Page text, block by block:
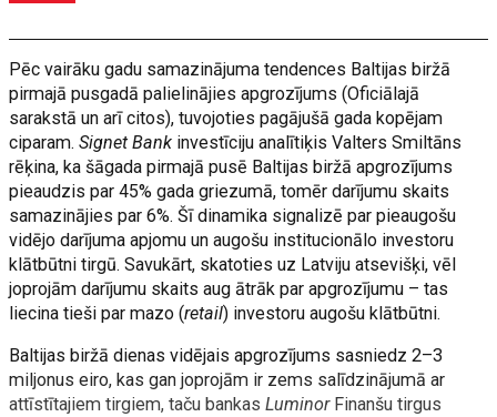
Pēc vairāku gadu samazinājuma tendences Baltijas biržā
pirmajā pusgadā palielinājies apgrozījums (Oficiālajā
sarakstā un arī citos), tuvojoties pagājušā gada kopējam
ciparam. Signet Bank investīciju analītiķis Valters Smiltāns
rēķina, ka šāgada pirmajā pusē Baltijas biržā apgrozījums
pieaudzis par 45% gada griezumā, tomēr darījumu skaits
samazinājies par 6%. Šī dinamika signalizē par pieaugošu
vidējo darījuma apjomu un augošu institucionālo investoru
klātbūtni tirgū. Savukārt, skatoties uz Latviju atsevišķi, vēl
joprojām darījumu skaits aug ātrāk par apgrozījumu – tas
liecina tieši par mazo (retail) investoru augošu klātbūtni.
Baltijas biržā dienas vidējais apgrozījums sasniedz 2–3
miljonus eiro, kas gan joprojām ir zems salīdzinājumā ar
attīstītajiem tirgiem, taču bankasLuminor Finanšu tirgus